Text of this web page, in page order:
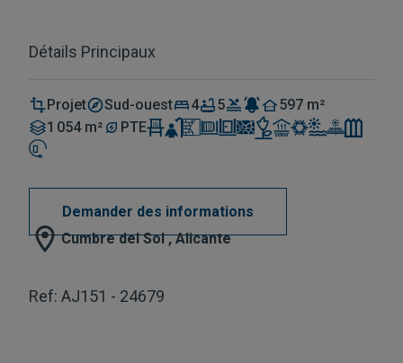
Détails Principaux
Projet Sud-ouest 4 5
597 m²
1 054 m²
PTE
Demander des informations
Cumbre del Sol , Alicante
Ref: AJ151 - 24679